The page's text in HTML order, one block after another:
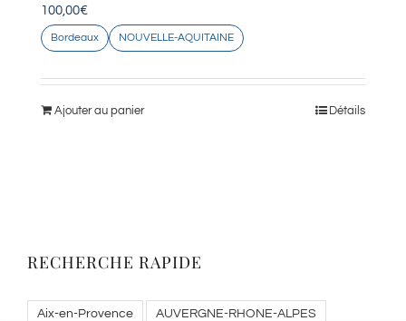
100,00€
Bordeaux NOUVELLE-AQUITAINE
Ajouter au panier Détails
RECHERCHE RAPIDE
Aix-en-Provence AUVERGNE-RHONE-ALPES